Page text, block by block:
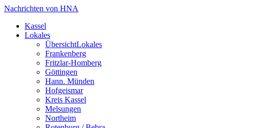
Nachrichten von HNA
Kassel
Lokales
ÜbersichtLokales
Frankenberg
Fritzlar-Homberg
Göttingen
Hann. Münden
Hofgeismar
Kreis Kassel
Melsungen
Northeim